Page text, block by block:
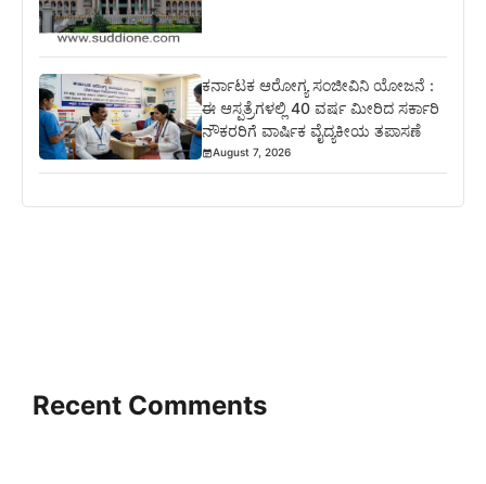
ಕರ್ನಾಟಕ ಆರೋಗ್ಯ ಸಂಜೀವಿನಿ ಯೋಜನೆ :
ಈ ಆಸ್ಪತ್ರೆಗಳಲ್ಲಿ 40 ವರ್ಷ ಮೀರಿದ ಸರ್ಕಾರಿ
ನೌಕರರಿಗೆ ವಾರ್ಷಿಕ ವೈದ್ಯಕೀಯ ತಪಾಸಣೆ
August 7, 2026
Recent Comments